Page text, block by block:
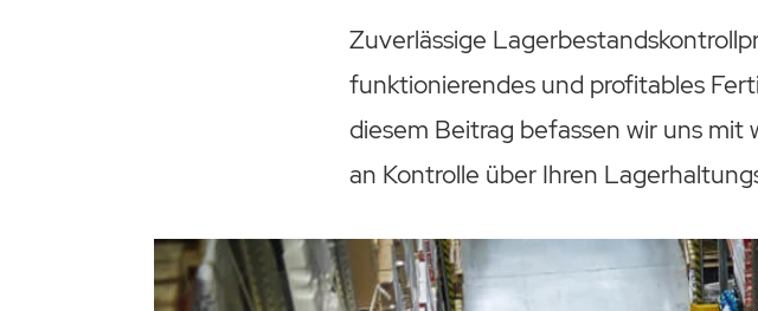
Zuverlässige
funktionierendes und profitables
diesem Beitrag befassen wir uns
an Kontrolle über Ihren